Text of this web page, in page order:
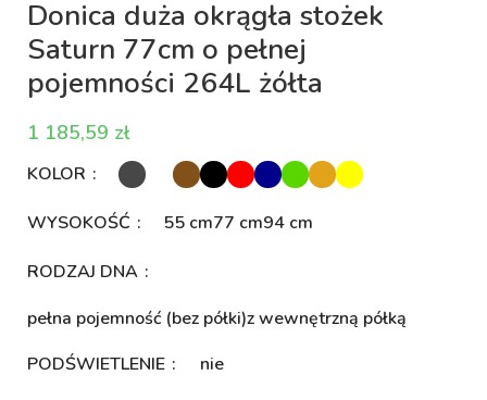
Donica duża okrągła stożek
Saturn 77cm o pełnej
pojemności 264L żółta
zł
KOLOR
WYSOKOŚĆ 55 cm77 cm94 cm
RODZAJ DNA
pełna pojemność (bez półki)z wewnętrzną półką
PODŚWIETLENIE
nie